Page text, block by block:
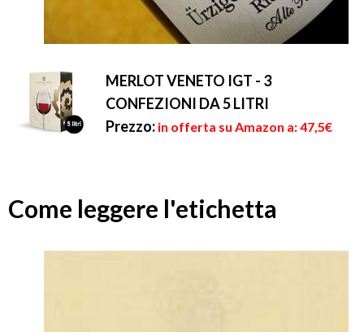
MERLOT VENETO IGT - 3
CONFEZIONI DA 5 LITRI
Prezzo: in offerta su Amazon a: 47,5€
Come leggere l'etichetta